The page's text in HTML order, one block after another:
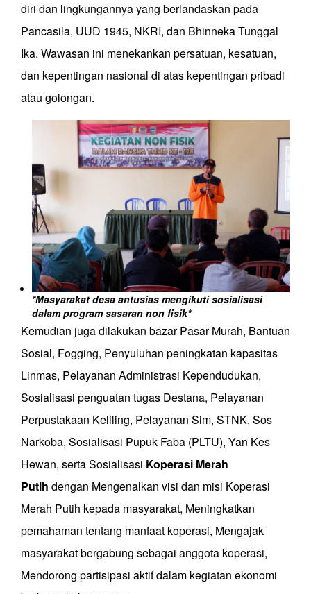
diri dan lingkungannya yang berlandaskan pada
Pancasila, UUD 1945, NKRI, dan Bhinneka Tunggal
Ika. Wawasan ini menekankan persatuan, kesatuan,
dan kepentingan nasional di atas kepentingan pribadi
atau golongan.
*Masyarakat desa antusias mengikuti sosialisasi
dalam program sasaran non fisik*
Kemudian juga dilakukan bazarPasar Murah, Bantuan
Sosial, Fogging, Penyuluhan peningkatan kapasitas
Linmas, Pelayanan Administrasi Kependudukan,
Sosialisasi penguatan tugas Destana, Pelayanan
Perpustakaan Keliling, Pelayanan Sim, STNK, Sos
Narkoba, Sosialisasi Pupuk Faba (PLTU), Yan Kes
Hewan, sertaSosialisasi Koperasi Merah
Putih dengan Mengenalkan visi dan misi Koperasi
Merah Putih kepada masyarakat, Meningkatkan
pemahaman tentang manfaat koperasi, Mengajak
masyarakat bergabung sebagai anggota koperasi,
Mendorong partisipasi aktif dalam kegiatan ekonomi